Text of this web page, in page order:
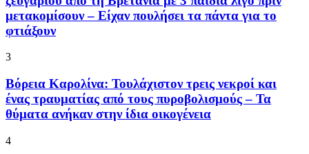
μετακομίσουν – Είχαν πουλήσει τα πάντα για το
φτιάξουν
3
Βόρεια Καρολίνα: Τουλάχιστον τρεις νεκροί και
ένας τραυματίας από τους πυροβολισμούς – Τα
θύματα ανήκαν στην ίδια οικογένεια
4